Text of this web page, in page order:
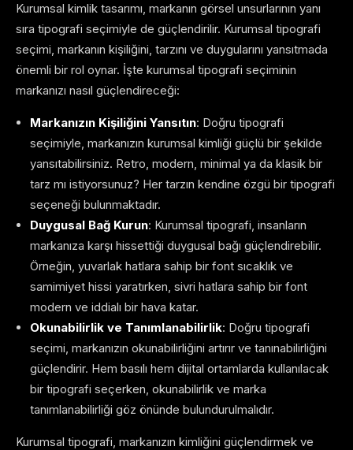
Kurumsal kimlik tasarımı, markanın görsel unsurlarının yanı
sıra tipografi seçimiyle de güçlendirilir. Kurumsal tipografi
seçimi, markanın kişiliğini, tarzını ve duygularını yansıtmada
önemli bir rol oynar. İşte kurumsal tipografi seçiminin
markanızı nasıl güçlendireceği:
Markanızın Kişiliğini Yansıtın: Doğru tipografi
seçimiyle, markanızın kurumsal kimliği güçlü bir şekilde
yansıtabilirsiniz. Retro, modern, minimal ya da klasik bir
tarz mı istiyorsunuz? Her tarzın kendine özgü bir tipografi
seçeneği bulunmaktadır.
Duygusal Bağ Kurun: Kurumsal tipografi, insanların
markanıza karşı hissettiği duygusal bağı güçlendirebilir.
Örneğin, yuvarlak hatlara sahip bir font sıcaklık ve
samimiyet hissi yaratırken, sivri hatlara sahip bir font
modern ve iddialı bir hava katar.
Okunabilirlik ve Tanımlanabilirlik: Doğru tipografi
seçimi, markanızın okunabilirliğini artırır ve tanınabilirliğini
güçlendirir. Hem basılı hem dijital ortamlarda kullanılacak
bir tipografi seçerken, okunabilirlik ve marka
tanımlanabilirliği göz önünde bulundurulmalıdır.
Kurumsal tipografi, markanızın kimliğini güçlendirmek ve